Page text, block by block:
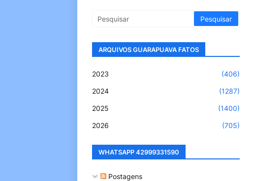
ARQUIVOS GUARAPUAVA FATOS
2023 (406)
2024 (1287)
2025 (1400)
2026 (705)
WHATSAPP 42999331590
Postagens